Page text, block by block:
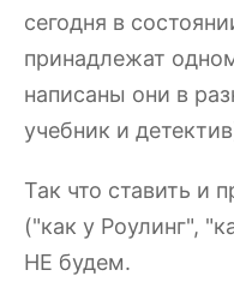
сегодня в
принадлежат
написаны они в
учебник и
Так что ставить и
("как у Роулинг",
НЕ будем.